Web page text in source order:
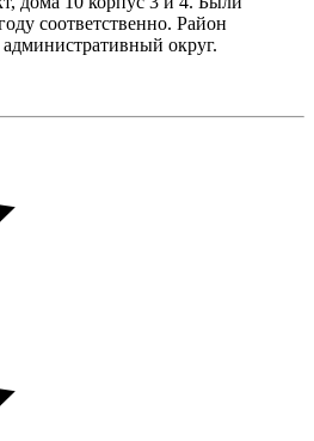
соответственно. Район
округ.